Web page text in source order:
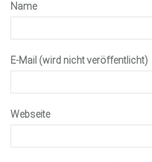
Name
E-Mail (wird nicht veröffentlicht)
Webseite